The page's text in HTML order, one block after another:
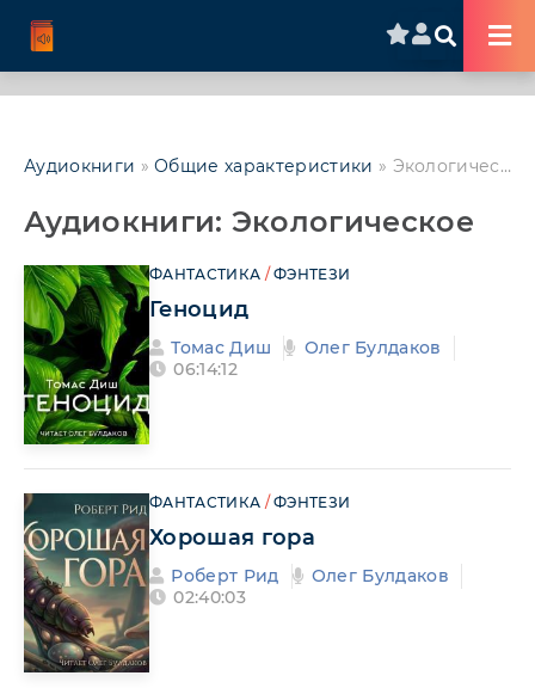
Аудиокниги »Общие характеристики » Экологическое
Аудиокниги: Экологическое
ФАНТАСТИКА /ФЭНТЕЗИ
Геноцид
Томас Диш
Олег Булдаков
06:14:12
ФАНТАСТИКА /ФЭНТЕЗИ
Хорошая гора
Роберт Рид
Олег Булдаков
02:40:03